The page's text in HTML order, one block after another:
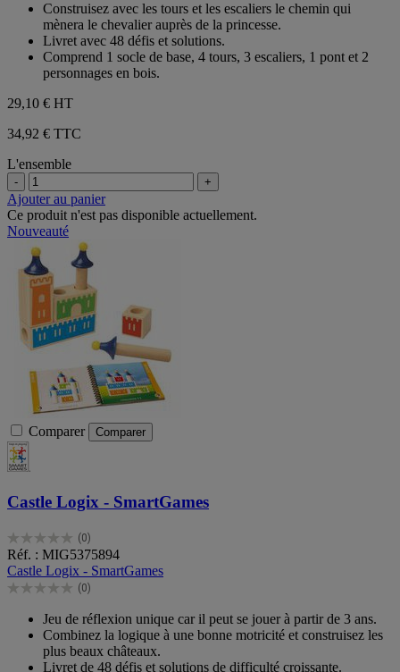
étoiles.
Construisez avec les tours et les escaliers le chemin qui
mènera le chevalier auprès de la princesse.
Livret avec 48 défis et solutions.
Comprend 1 socle de base, 4 tours, 3 escaliers, 1 pont et 2
personnages en bois.
29,10 € HT
34,92 € TTC
L'ensemble
- +
Ajouter au panier
Ce produit n'est pas disponible actuellement.
Nouveauté
Comparer Comparer
Castle Logix - SmartGames
(0)
0.0
sur
5
étoiles.
Réf. : MIG5375894
Castle Logix - SmartGames
(0)
0.0
étoiles.
Jeu de réflexion unique car il peut se jouer à partir de 3 ans.
Combinez la logique à une bonne motricité et construisez les
plus beaux châteaux.
Livret de 48 défis et solutions de difficulté croissante.